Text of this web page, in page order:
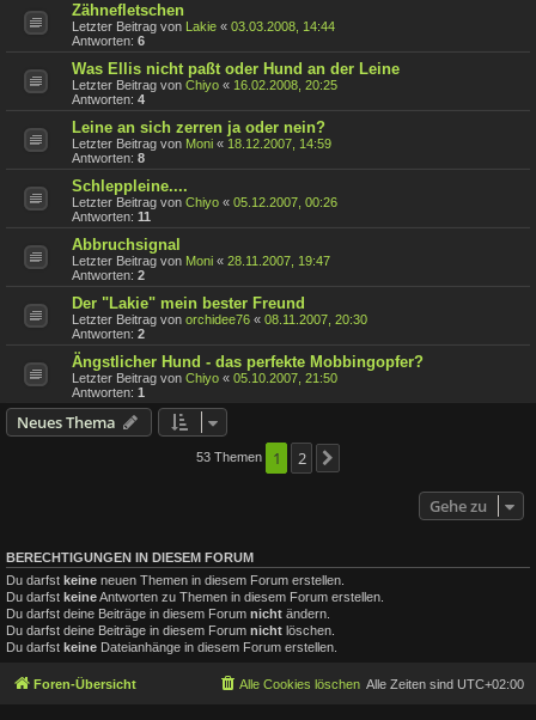
Zähnefletschen
Letzter Beitrag von Lakie « 03.03.2008, 14:44
Antworten: 6
Was Ellis nicht paßt oder Hund an der Leine
Letzter Beitrag von Chiyo « 16.02.2008, 20:25
Antworten: 4
Leine an sich zerren ja oder nein?
Letzter Beitrag von Moni « 18.12.2007, 14:59
Antworten: 8
Schleppleine....
Letzter Beitrag von Chiyo « 05.12.2007, 00:26
Antworten: 11
Abbruchsignal
Letzter Beitrag von Moni « 28.11.2007, 19:47
Antworten: 2
Der "Lakie" mein bester Freund
Letzter Beitrag von orchidee76 « 08.11.2007, 20:30
Antworten: 2
Ängstlicher Hund - das perfekte Mobbingopfer?
Letzter Beitrag von Chiyo « 05.10.2007, 21:50
Antworten: 1
Neues Thema
53 Themen 1 2
Gehe zu
BERECHTIGUNGEN IN DIESEM FORUM
Du darfst keine neuen Themen in diesem Forum erstellen.
Du darfst keineAntworten zu Themen in diesem Forum erstellen.
Du darfst deine Beiträge in diesem Forum nicht ändern.
Du darfst deine Beiträge in diesem Forum nicht löschen.
Du darfst keine Dateianhänge in diesem Forum erstellen.
Foren-Übersicht Alle Zeiten sind UTC+02:00
Alle Cookies löschen